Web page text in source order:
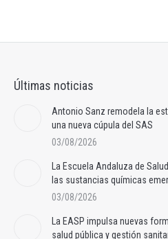
Últimas noticias
Antonio Sanz remodela la
una nueva cúpula del SAS
03/08/2026
La Escuela Andaluza de
las sustancias químicas
03/08/2026
La EASP impulsa nuevas
salud pública y gestión